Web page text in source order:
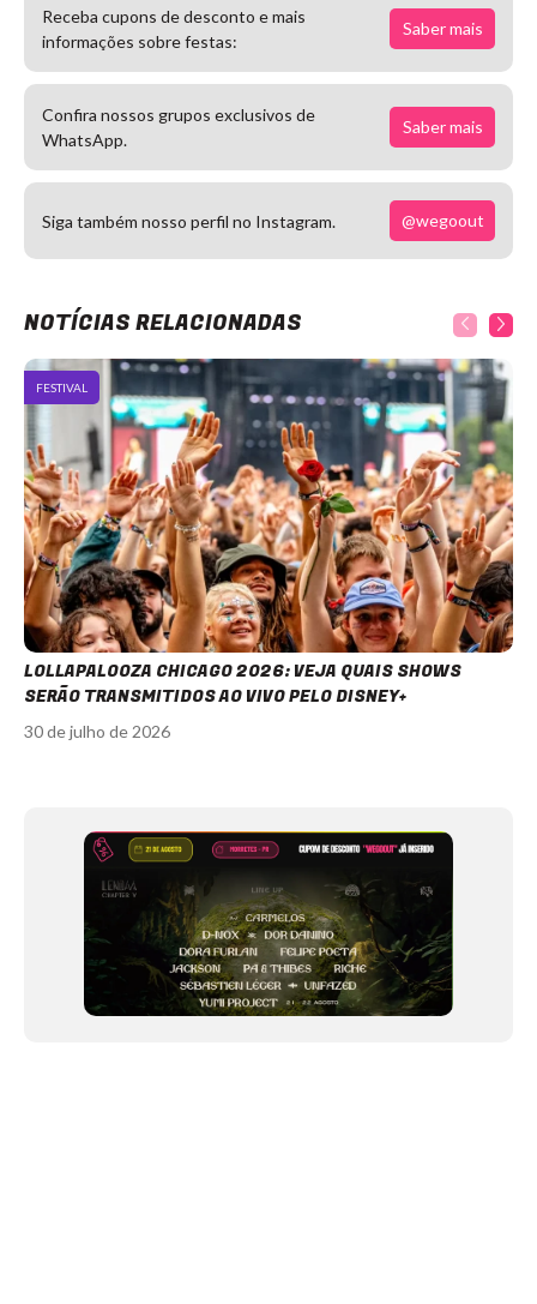
Receba cupons de desconto e mais
informações sobre festas:
Saber mais
Confira nossos grupos exclusivos de
WhatsApp.
Saber mais
Siga também nosso perfil no Instagram. @wegoout
NOTÍCIAS RELACIONADAS
FESTIVAL
LOLLAPALOOZA CHICAGO 2026: VEJA QUAIS SHOWS
SERÃO TRANSMITIDOS AO VIVO PELO DISNEY+
30 de julho de 2026